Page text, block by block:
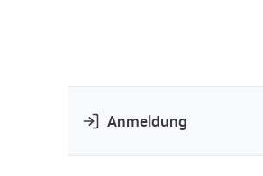
Anmeldung